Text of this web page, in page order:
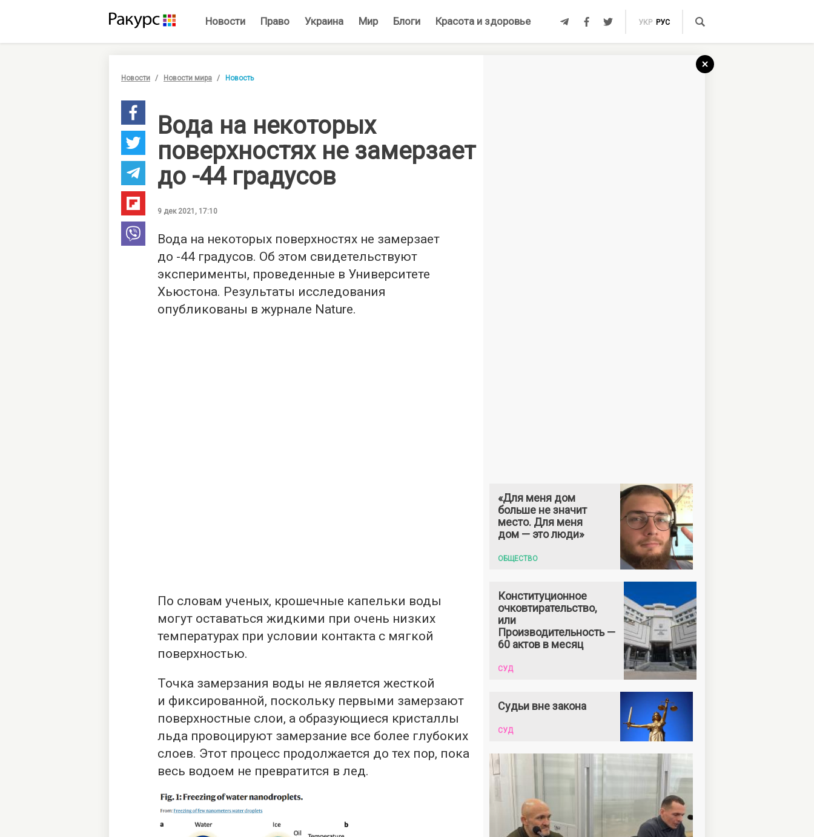
Новости Право Украина Мир Блоги Красота и здоровье УКР РУС
Новости Новости мира Новость
Вода на некоторых
поверхностях не замерзает
до -44 градусов
9 дек 2021, 17:10
Вода на некоторых поверхностях не замерзает
до -44 градусов. Об этом свидетельствуют
эксперименты, проведенные в Университете
Хьюстона. Результаты исследования
опубликованы в журнале Nature.
По словам ученых, крошечные капельки воды
могут оставаться жидкими при очень низких
температурах при условии контакта с мягкой
поверхностью.
Точка замерзания воды не является жесткой
и фиксированной, поскольку первыми замерзают
поверхностные слои, а образующиеся кристаллы
льда провоцируют замерзание все более глубоких
слоев. Этот процесс продолжается до тех пор, пока
весь водоем не превратится в лед.
«Для меня дом
больше не значит
место. Для меня
дом — это люди»
ОБЩЕСТВО
Конституционное
очковтирательство,
или
Производительность —
60 актов в месяц
СУД
Судьи вне закона
СУД